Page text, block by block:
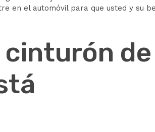
en el automóvil para que usted y su
cinturón de